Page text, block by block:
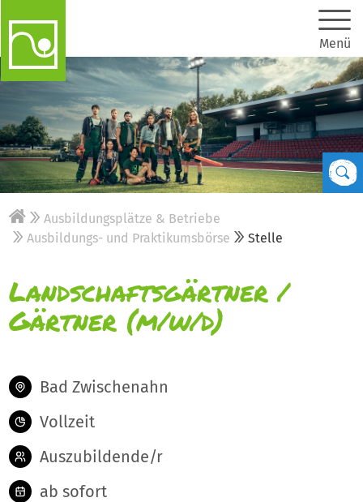
Menü
Ausbildungsplätze & Betriebe
Ausbildungs- und Praktikumsbörse
Stelle
Landschaftsgärtner /
Gärtner (m/w/d)
Bad Zwischenahn
Vollzeit
Auszubildende/r
ab sofort